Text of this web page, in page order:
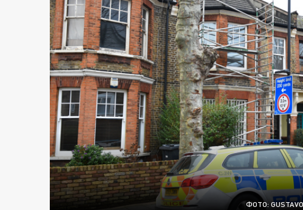
ФОТО: GUSTAVO